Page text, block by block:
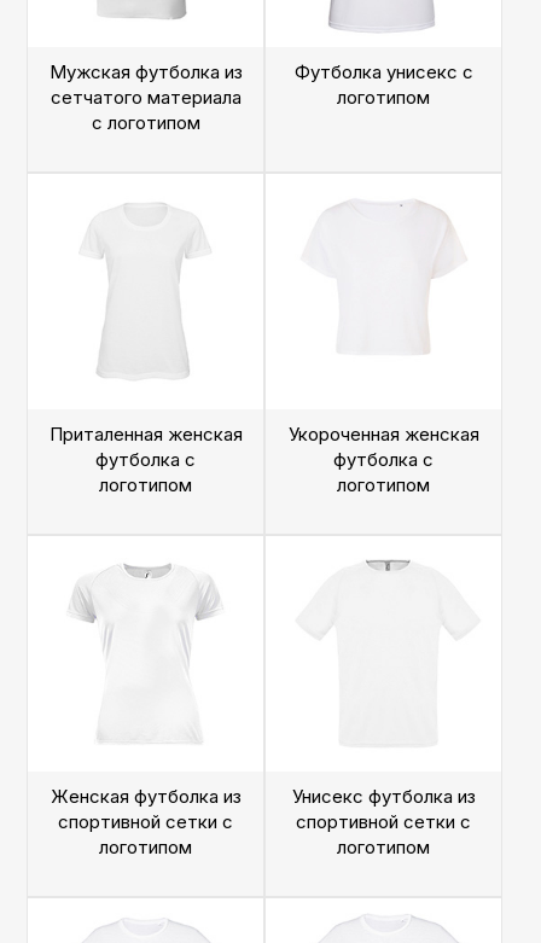
Мужская футболка из
сетчатого материала
с логотипом
Футболка унисекс с
логотипом
Приталенная женская
футболка с
логотипом
Укороченная женская
футболка с
логотипом
Женская футболка из
спортивной сетки с
логотипом
Унисекс футболка из
спортивной сетки с
логотипом